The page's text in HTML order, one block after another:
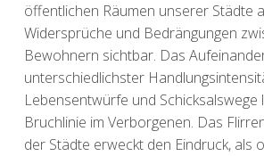
öffentlichen Räumen unserer Städte
Widersprüche und Bedrängungen
Bewohnern sichtbar. Das
unterschiedlichster
Lebensentwürfe und Schicksalswege
Bruchlinie im Verborgenen. Das
der Städte erweckt den Eindruck, als